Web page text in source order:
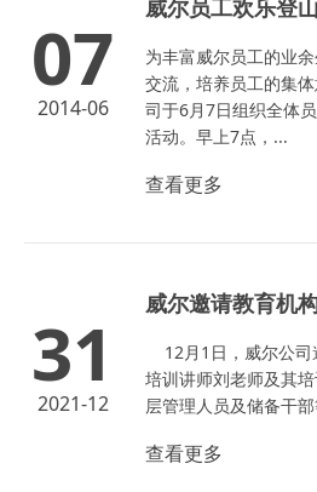
07
2014-06
威尔员工欢乐登
为丰富威尔员工的业
交流，培养员工的集
司于6月7日组织全体
活动。早上7点，...
查看更多
31
2021-12
威尔邀请教育机
12月1日，威尔公司
培训讲师刘老师及其
层管理人员及储备干
查看更多